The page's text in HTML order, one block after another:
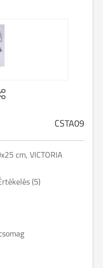
CSTA09
cm, VICTORIA
(5)